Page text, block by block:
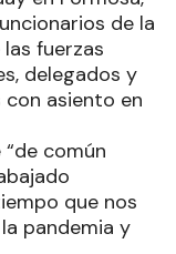
de la
fuerzas
delegados y
asiento en
común
que nos
pandemia y